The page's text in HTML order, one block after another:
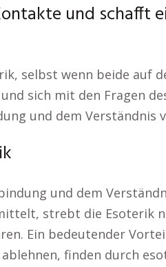
und schafft
selbst wenn beide auf
sich mit den Fragen
und dem Verständnis
und dem
strebt die Esoterik
Ein bedeutender
finden durch